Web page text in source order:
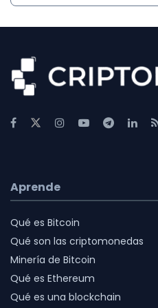
Aprende
Qué es Bitcoin
Qué son las criptomonedas
Minería de Bitcoin
Qué es Ethereum
Qué es una blockchain